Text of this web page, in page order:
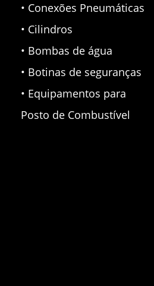
• Conexões Pneumáticas
• Cilindros
• Bombas de água
• Botinas de seguranças
• Equipamentos para
Posto de Combustível